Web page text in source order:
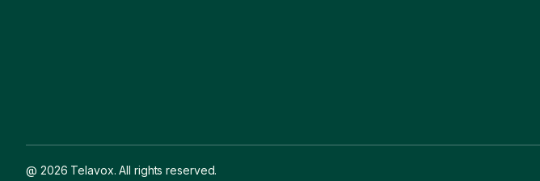
@ 2026 Telavox. All rights reserved.